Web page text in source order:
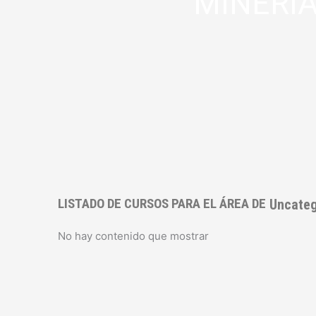
LISTADO DE CURSOS PARA EL ÁREA DE
No hay contenido que mostrar